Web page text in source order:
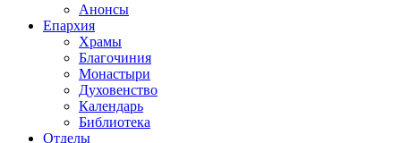
Анонсы
Епархия
Храмы
Благочиния
Монастыри
Духовенство
Календарь
Библиотека
Отделы